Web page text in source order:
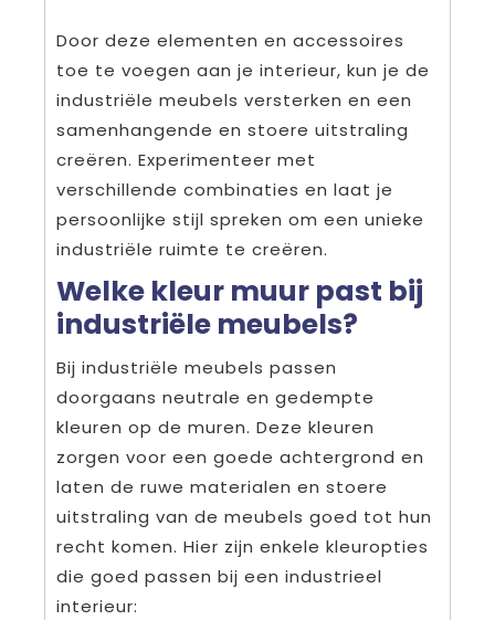
Door deze elementen en accessoires
toe te voegen aan je interieur, kun je de
industriële meubels versterken en een
samenhangende en stoere uitstraling
creëren. Experimenteer met
verschillende combinaties en laat je
persoonlijke stijl spreken om een unieke
industriële ruimte te creëren.
Welke kleur muur past bij
industriële meubels?
Bij industriële meubels passen
doorgaans neutrale en gedempte
kleuren op de muren. Deze kleuren
zorgen voor een goede achtergrond en
laten de ruwe materialen en stoere
uitstraling van de meubels goed tot hun
recht komen. Hier zijn enkele kleuropties
die goed passen bij een industrieel
interieur: